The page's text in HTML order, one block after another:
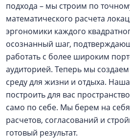
подхода – мы строим по
математического расчета
эргономики каждого
осознанный шаг,
работать с более широким
аудиторией. Теперь мы
среду для жизни и отдыха.
построить для вас
само по себе. Мы берем на
расчетов, согласований и
готовый результат.